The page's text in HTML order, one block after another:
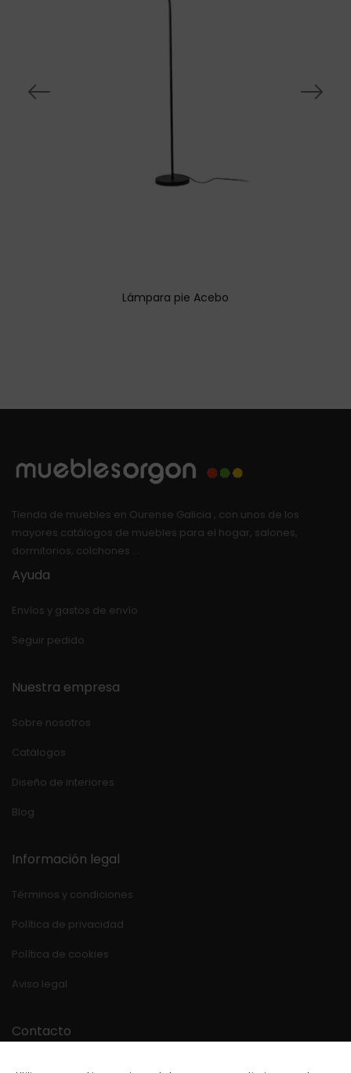
Lámpara pie Acebo
Tienda de muebles en Ourense Galicia , con unos de los
mayores catálogos de muebles para el hogar, salones,
dormitorios, colchones …
Ayuda
Envíos y gastos de envío
Seguir pedido
Nuestra empresa
Sobre nosotros
Catálogos
Diseño de interiores
Blog
Información legal
Términos y condiciones
Política de privacidad
Política de cookies
Aviso legal
Contacto